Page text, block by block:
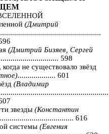
(Дмитрий
(Дмитрий Бизяев, Сергей
598
не существовало звёзд
................... 601
(Владимир
звезды(Константин
616
системы(Евгения